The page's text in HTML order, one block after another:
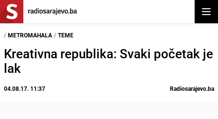
/ METROMAHALA / TEME
Kreativna republika: Svaki početak je
lak
04.08.17. 11:37 Radiosarajevo.ba